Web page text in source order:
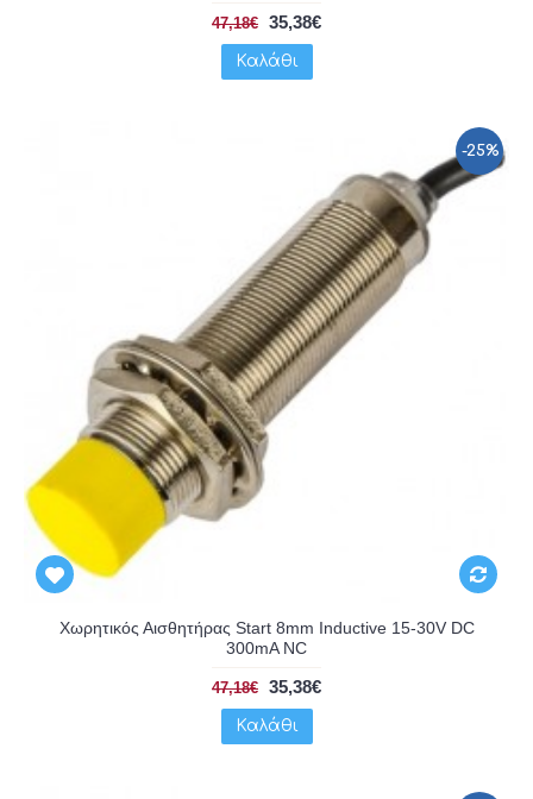
47,18€ 35,38€
Καλάθι
-25%
Χωρητικός Αισθητήρας Start 8mm Inductive 15-30V DC
300mA NC
47,18€ 35,38€
Καλάθι